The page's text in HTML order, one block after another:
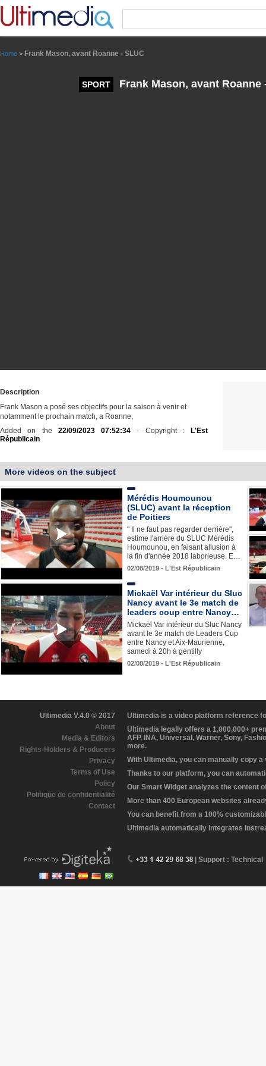
Home > Frank Mason, avant Roanne - SLUC
SPORT Frank Mason, avant Roanne
Description
Frank Mason a posé ses objectifs pour la saison à venir et
notamment le prochain match, a Roanne,
Added on the 22/09/2023 07:52:34 - Copyright :
L'Est
Républicain
More videos on the subject
Mérédis Houmounou
(SLUC) avant la réception
de Poitiers
" Il ne faut pas regarder derrière",
estime l'arrière du SLUC Mérédis
Houmounou, en faisant allusion à
la fin d'année 2018 laborieuse. E…
02/08/2019 - L'Est Républicain
Mickaël Var intérieur du Sluc
Nancy avant le 3e match de
leaders coup entre Nancy…
Mickaël Var intérieur du Sluc Nancy
avant le 3e match de Leaders Cup
entre Nancy et Aix-Maurienne,
samedi à 20h à gentilly
02/08/2019 - L'Est Républicain
Ultimedia V.4.0 © 2017
About
Media & Editors
Rights-Holders & Producers
Privacy
Terms of Use
Policy
Politique de confidentialité
Contact
Ultimedia is a video platform reference
Ultimedia legally offers a 1,000,000+
AFP, INA, Universal, Warner, Sony,
more.
With Ultimedia, you can manually copy
Thanks to our platform, you can
Our Smart Widget analyzes the content
More than 400 European websites
You can benefit from a 100%
Ultimedia automatically integrates
| Support : Technical
Panneau de gestion des cookies